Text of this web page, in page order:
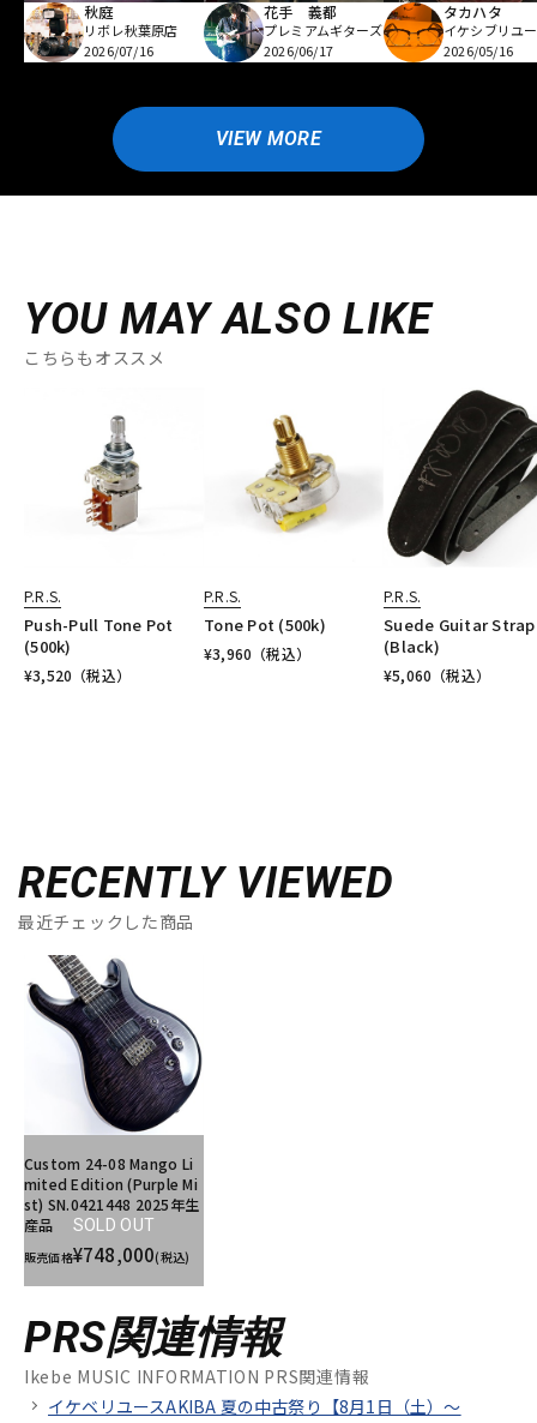
秋庭
リボレ秋葉原店
2026/07/16
花手 義都
プレミアムギターズ
2026/06/17
タカハタ
イケシブリユ
2026/05/16
VIEW MORE
YOU MAY ALSO LIKE
こちらもオススメ
P.R.S.
Push-Pull Tone Pot
(500k)
¥3,520 （税込）
P.R.S.
Tone Pot (500k)
¥3,960 （税込）
P.R.S.
Suede Guitar Strap
(Black)
¥5,060 （税込）
RECENTLY VIEWED
最近チェックした商品
SOLD OUT
Custom 24-08 Mango Li
mited Edition (Purple Mi
st) SN.0421448 2025年生
産品
販売価格¥748,000(税込)
PRS関連情報
Ikebe MUSIC INFORMATION PRS関連情報
イケベリユースAKIBA 夏の中古祭り【8月1日（土）～